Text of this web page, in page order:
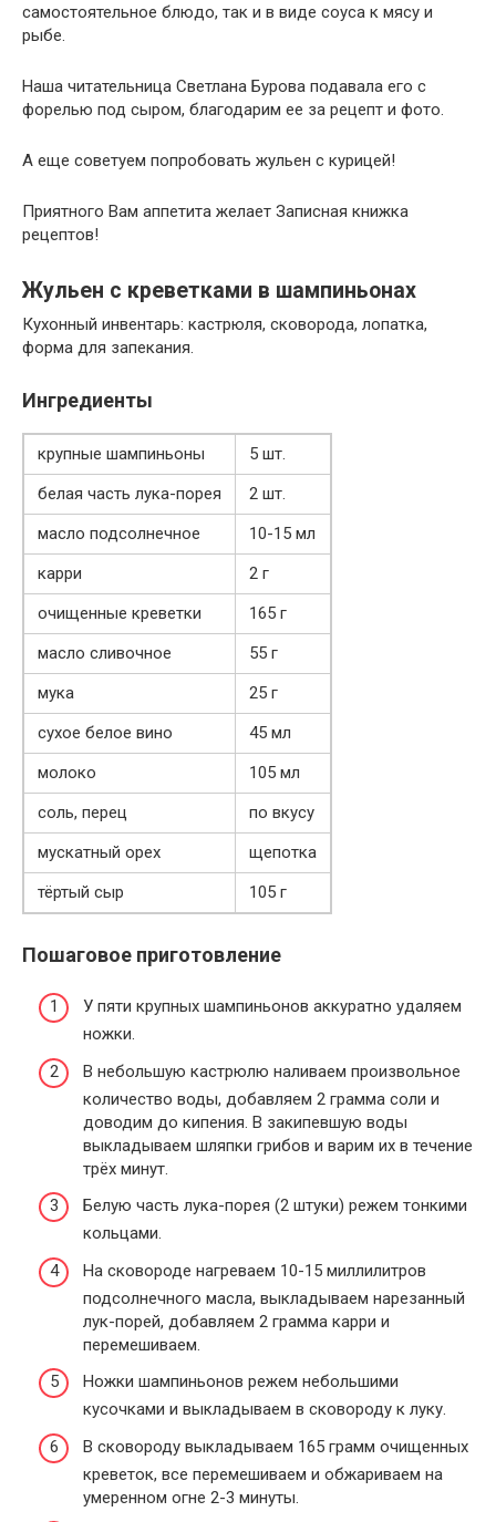
самостоятельное блюдо, так и в виде соуса к мясу и
рыбе.
Наша читательница Светлана Бурова подавала его с
форелью под сыром, благодарим ее за рецепт и фото.
А еще советуем попробовать жульен с курицей!
Приятного Вам аппетита желает Записная книжка
рецептов!
Жульен с креветками в шампиньонах
Кухонный инвентарь: кастрюля, сковорода, лопатка,
форма для запекания.
Ингредиенты
крупные шампиньоны
5 шт.
белая часть лука-порея
2 шт.
масло подсолнечное
10-15 мл
карри
2 г
очищенные креветки
165 г
масло сливочное
55 г
мука
25 г
сухое белое вино
45 мл
молоко
105 мл
соль, перец
по вкусу
мускатный орех
щепотка
тёртый сыр
105 г
Пошаговое приготовление
У пяти крупных шампиньонов аккуратно удаляем
ножки.
В небольшую кастрюлю наливаем произвольное
количество воды, добавляем 2 грамма соли и
доводим до кипения. В закипевшую воды
выкладываем шляпки грибов и варим их в течение
трёх минут.
Белую часть лука-порея (2 штуки) режем тонкими
кольцами.
На сковороде нагреваем 10-15 миллилитров
подсолнечного масла, выкладываем нарезанный
лук-порей, добавляем 2 грамма карри и
перемешиваем.
Ножки шампиньонов режем небольшими
кусочками и выкладываем в сковороду к луку.
В сковороду выкладываем 165 грамм очищенных
креветок, все перемешиваем и обжариваем на
умеренном огне 2-3 минуты.